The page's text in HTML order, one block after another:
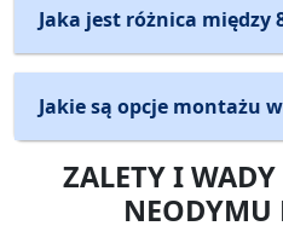
Jaka jest różnica między
Jakie są opcje montażu
ZALETY I
NEODYMU